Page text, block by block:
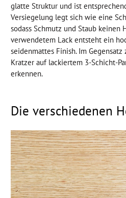
glatte Struktur und ist
Versiegelung legt sich wie eine
sodass Schmutz und Staub keinen
verwendetem Lack entsteht ein
seidenmattes Finish. Im
Kratzer auf lackiertem 3-Schicht-
erkennen.
Die verschiedenen